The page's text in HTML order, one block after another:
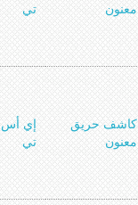
معنون
تي
كاشف حريق
معنون
إي أس
تي